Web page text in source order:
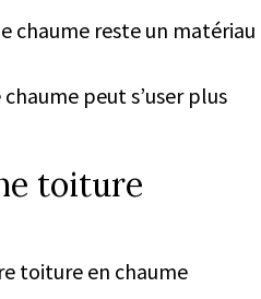
chaume reste un matériau
peut s’user plus
toiture
toiture en chaume